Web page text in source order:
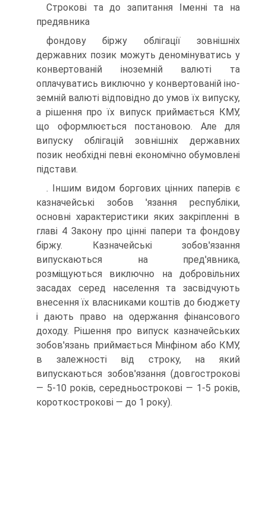
Строкові та до запитання Іменні та на
предявника
фондову біржу облігації зовнішніх
державних позик можуть деномінуватись у
конвертованій іноземній валюті та
оплачуватись виключно у конвертованій іно­
земній валюті відповідно до умов їх випуску,
а рішення про їх випуск прийма­ється КМУ,
що оформлюється постановою. Але для
випуску облігацій зовніш­ніх державних
позик необхідні певні економічно обумовлені
підстави.
. Іншим видом боргових цінних паперів є
казначейські зобов 'язання республі­ки,
основні характеристики яких закріпленні в
главі 4 Закону про цінні папери та фондову
біржу. Казначейські зобов'язання
випускаються на пред'явника,
розміщуються виключно на добровільних
засадах серед населення та засвідчу­ють
внесення їх власниками коштів до бюджету
і дають право на одержання фінансового
доходу. Рішення про випуск казначейських
зобов'язань прийма­ється Мінфіном або КМУ,
в залежності від строку, на який
випускаються зобо­в'язання (довгострокові
— 5-10 років, середньострокові — 1-5 років,
коротко­строкові — до 1 року).